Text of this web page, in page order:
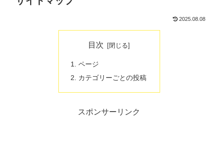
2025.08.08
目次
ページ
カテゴリーごとの投稿
スポンサーリンク